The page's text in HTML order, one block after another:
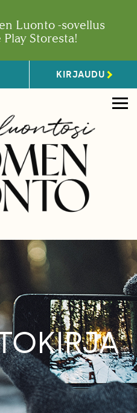
Luonto -sovellus
Play Storesta!
KIRJAUDU